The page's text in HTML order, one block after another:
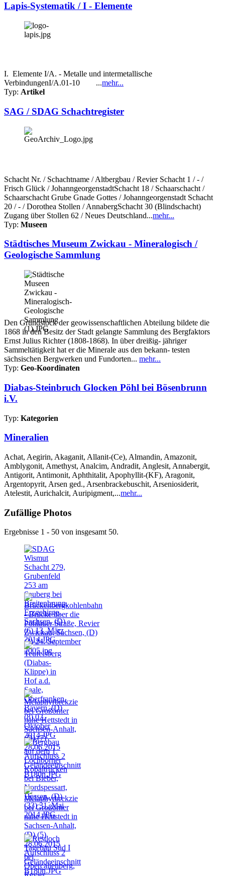
Lapis-Systematik / I - Elemente
I. Elemente I/A. - Metalle und intermetallische
VerbindungenI/A.01-10 ...mehr...
Typ: Artikel
SAG / SDAG Schachtregister
Schacht Nr. / Schachtname / Altbergbau / Revier Schacht 1 / - /
Frisch Glück / JohanngeorgenstadtSchacht 18 / Schaarschacht /
Schaarschacht Grube Gnade Gottes / Johanngeorgenstadt Schacht
20 / - / Dorothea Stollen / AnnabergSchacht 30 (Blindschacht)
Zugang über Stollen 62 / Neues Deutschland...mehr...
Typ: Museen
Städtisches Museum Zwickau - Mineralogisch /
Geologische Sammlung
Den Grundstock der geowissenschaftlichen Abteilung bildete die
1868 in den Besitz der Stadt gelangte Sammlung des Bergfaktors
Ernst Julius Richter (1808-1868). In über dreißig- jähriger
Sammeltätigkeit hat er die Minerale aus den bekann- testen
sächsischen Bergwerken und Fundorten... mehr...
Typ: Geo-Koordinaten
Diabas-Steinbruch Glocken Pöhl bei Bösenbrunn
i.V.
Typ: Kategorien
Mineralien
Achat, Aegirin, Akaganit, Allanit-(Ce), Almandin, Amazonit,
Amblygonit, Amethyst, Analcim, Andradit, Anglesit, Annabergit,
Antigorit, Antimonit, Aphthitalit, Apophyllit-(KF), Aragonit,
Argentopyrit, Arsen ged., Arsenbrackebuschit, Arseniosiderit,
Atelestit, Aurichalcit, Auripigment,...mehr...
Zufällige Photos
Ergebnisse 1 - 50 von insgesamt 50.